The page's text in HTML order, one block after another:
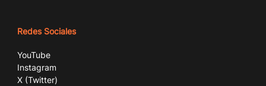
Redes Sociales
YouTube
Instagram
X (Twitter)